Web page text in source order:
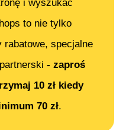
i wyszukać
to nie tylko
specjalne
- zaproś
10 zł kiedy
70 zł.